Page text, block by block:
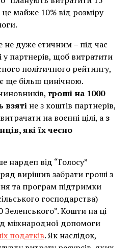
майже 10% від розміру
дуже етичним – під час
у партнерів, щоб витратити
політичного рейтингу,
ще більш цинічною.
гроші на 1000
взяті не з коштів партнерів,
на воєнні цілі, аз
які їх чесно
нардеп від “Голосу”
вирішив забрати гроші з
та програм підтримки
господарства)
Зеленського”. Кошти на ці
міжнародної допомоги
податків. Як наслідок,